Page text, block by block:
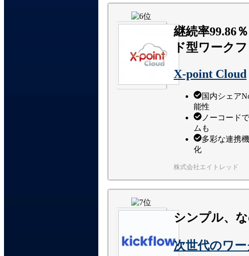
継続率99.86
ド型ワーク
X-point Cloud
国内シェア
能性
ノーコード
ムも
多彩な連携
化
株式会社エイトレッド
シンプル、
次世代のワ